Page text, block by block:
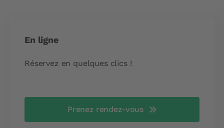
En ligne
Réservez en quelques clics !
Prenez rendez-vous